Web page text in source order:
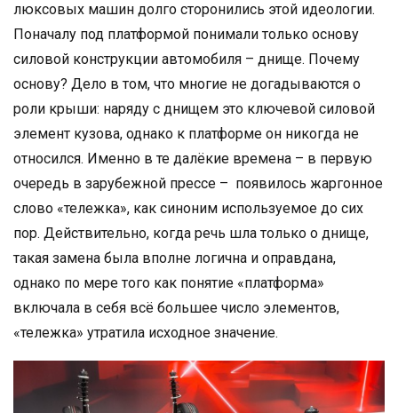
люксовых машин долго сторонились этой идеологии.
Поначалу под платформой понимали только основу
силовой конструкции автомобиля – днище. Почему
основу? Дело в том, что многие не догадываются о
роли крыши: наряду с днищем это ключевой силовой
элемент кузова, однако к платформе он никогда не
относился. Именно в те далёкие времена – в первую
очередь в зарубежной прессе – появилось жаргонное
слово «тележка», как синоним используемое до сих
пор. Действительно, когда речь шла только о днище,
такая замена была вполне логична и оправдана,
однако по мере того как понятие «платформа»
включала в себя всё большее число элементов,
«тележка» утратила исходное значение.